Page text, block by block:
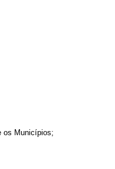
os Municípios;